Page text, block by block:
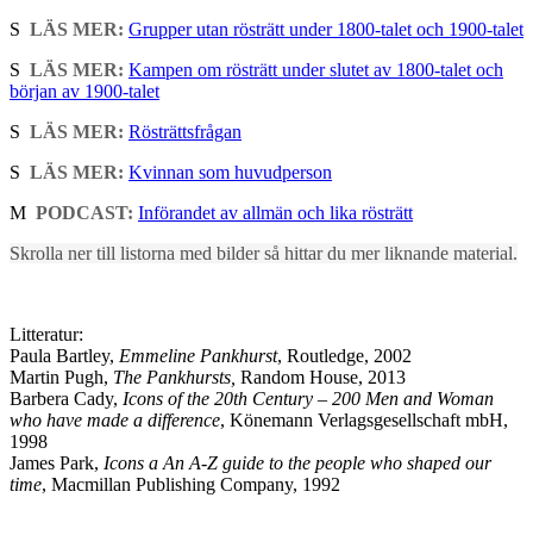
S LÄS MER: Grupper utan rösträtt under 1800-talet och 1900-talet
S LÄS MER: Kampen om rösträtt under slutet av 1800-talet och
början av 1900-talet
S LÄS MER: Rösträttsfrågan
S LÄS MER: Kvinnan som huvudperson
M PODCAST: Införandet av allmän och lika rösträtt
Skrolla ner till listorna med bilder så hittar du mer liknande material.
Litteratur:
Paula Bartley, Emmeline Pankhurst, Routledge, 2002
Martin Pugh, The Pankhursts, Random House, 2013
Barbera Cady, Icons of the 20th Century – 200 Men and Woman
who have made a difference, Könemann Verlagsgesellschaft mbH,
1998
James Park, Icons a An A-Z guide to the people who shaped our
time, Macmillan Publishing Company, 1992